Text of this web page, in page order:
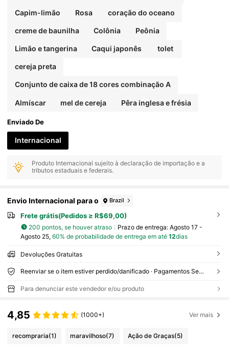
Capim-limão Rosa coração do oceano
creme de baunilha Colônia Peônia
Limão e tangerina Caqui japonês tolet
cereja preta
Conjunto de caixa de 18 cores combinação A
Almíscar mel de cereja Pêra inglesa e frésia
Enviado De
Internacional
Produto Internacional sujeito à declaração de importação e a
tributos estaduais e federais.
Envio Internacional para o Brazil
Frete grátis(Pedidos ≥ R$69,00)
200 pontos, se houver atraso Prazo de entrega: Agosto 17 -
Agosto 25, 60% de probabilidade de entrega em até 12dias
Devoluções Gratuitas
Reenviar se o item estiver perdido/danificado · Pagamentos Seguros · Proteção de privacidade
Para denunciar este vendedor e/ou produto
4,85 (1000+) Ver mais
recompraria(1) maravilhoso(7) Ação de Graças(5)